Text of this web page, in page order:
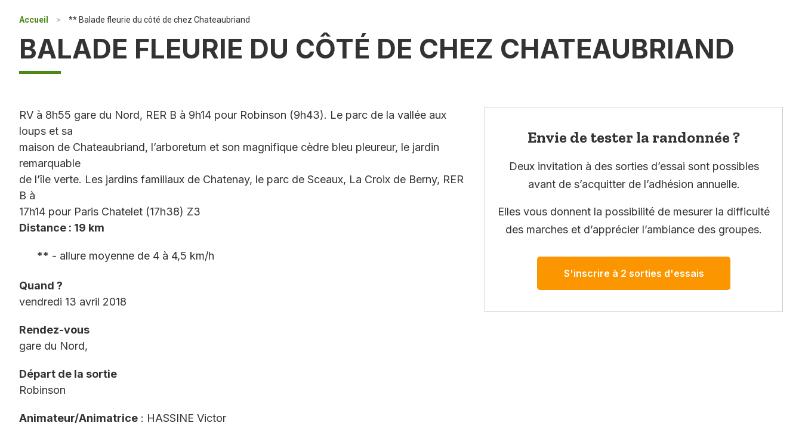
Accueil > ** Balade fleurie du côté de chez Chateaubriand
BALADE FLEURIE DU CÔTÉ DE CHEZ CHATEAUBRIAND
RV à 8h55 gare du Nord, RER B à 9h14 pour Robinson (9h43). Le parc de la vallée aux
loups et sa
maison de Chateaubriand, l’arboretum et son magnifique cèdre bleu pleureur, le jardin
remarquable
de l’île verte. Les jardins familiaux de Chatenay, le parc de Sceaux, La Croix de Berny, RER
B à
17h14 pour Paris Chatelet (17h38) Z3
Distance : 19 km
** - allure moyenne de 4 à 4,5 km/h
Quand ?
vendredi 13 avril 2018
Rendez-vous
gare du Nord,
Départ de la sortie
Robinson
Animateur/Animatrice : HASSINE Victor
Envie de tester la randonnée ?
Deux invitation à des sorties d’essai sont possibles
avant de s’acquitter de l’adhésion annuelle.
Elles vous donnent la possibilité de mesurer la difficulté
des marches et d’apprécier l’ambiance des groupes.
S'inscrire à 2 sorties d'essais